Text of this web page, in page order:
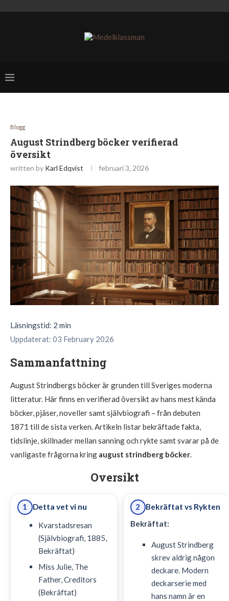
Blogg
August Strindberg böcker verifierad
översikt
written by Karl Edqvist februari 3, 2026
Läsningstid: 2 min
Uppdaterat: 03 February 2026
Sammanfattning
August Strindbergs böcker är grunden till Sveriges moderna
litteratur. Här finns en verifierad översikt av hans mest kända
böcker, pjäser, noveller samt självbiografi – från debuten
1871 till de sista verken. Artikeln listar bekräftade fakta,
tidslinje, skillnader mellan sanning och rykte samt svarar på de
vanligaste frågorna kring august strindberg böcker
Oversikt
1
Detta vet vi nu
Kvarstadsresan
(Självbiografi, 1885,
Bekräftat)
Miss Julie, The
Father, Creditors
(Bekräftat)
2
Bekräftat vs Rykten
Bekräftat:
August Strindberg
skrev aldrig någon
deckare. Modern
deckarserie med
hans namn är en